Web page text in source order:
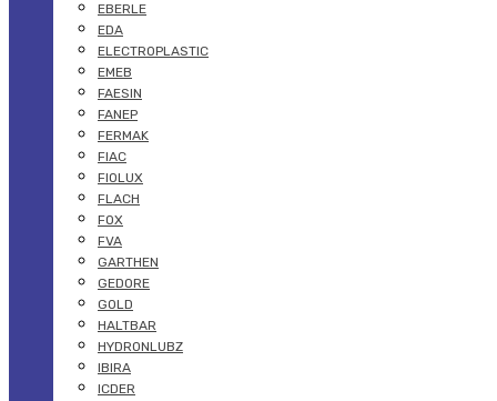
EBERLE
EDA
ELECTROPLASTIC
EMEB
FAESIN
FANEP
FERMAK
FIAC
FIOLUX
FLACH
FOX
FVA
GARTHEN
GEDORE
GOLD
HALTBAR
HYDRONLUBZ
IBIRA
ICDER